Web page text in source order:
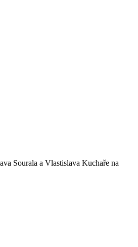
Sourala a Vlastislava Kuchaře na